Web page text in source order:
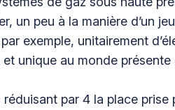
un peu à la manière d’un
exemple, unitairement
unique au monde
réduisant par 4 la place